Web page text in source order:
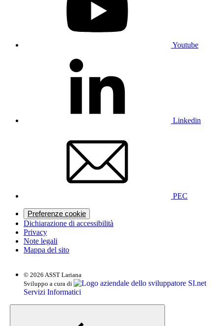
Youtube
Linkedin
PEC
Preferenze cookie
Dichiarazione di accessibilità
Privacy
Note legali
Mappa del sito
© 2026 ASST Lariana
Sviluppo a cura di
SI.net
Servizi Informatici